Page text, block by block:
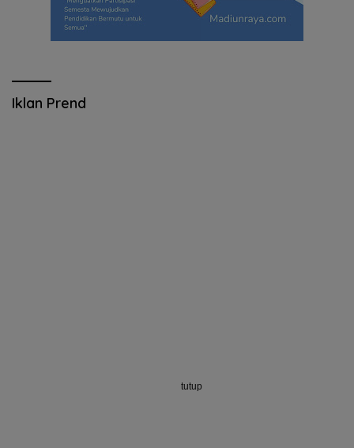
Iklan Prend
tutup